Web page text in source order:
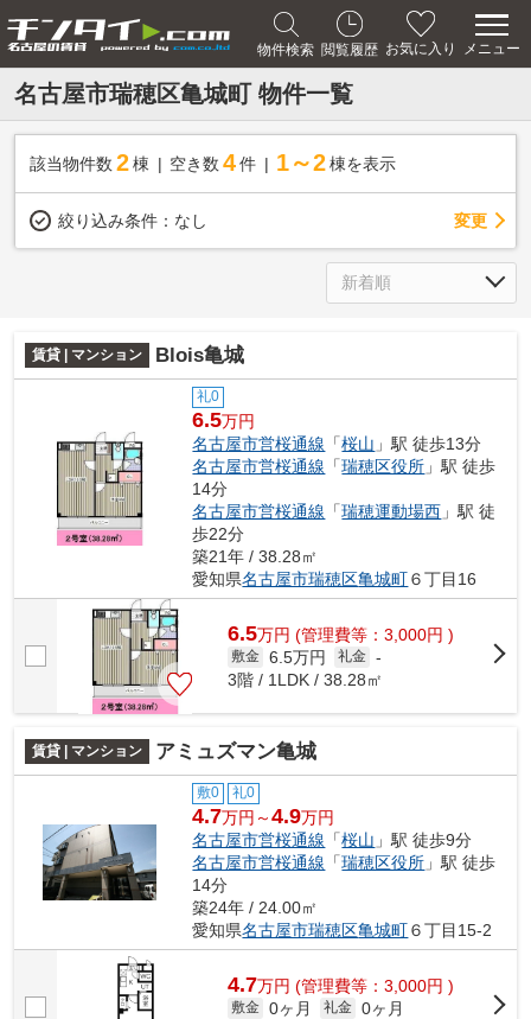
物件検索 閲覧履歴 お気に入り メニュー
名古屋市瑞穂区亀城町 物件一覧
該当物件数 2棟 空き数 4 件 1～2 棟を表示
絞り込み条件： なし 変更
賃貸 | マンション Blois亀城
礼0
6.5万円
名古屋市営桜通線 「桜山 」駅 徒歩13分
名古屋市営桜通線 「瑞穂区役所 」駅 徒歩
14分
名古屋市営桜通線 「瑞穂運動場西 」駅 徒
歩22分
築21年 / 38.28㎡
愛知県名古屋市瑞穂区亀城町６丁目16
6.5万円 (管理費等：3,000円 )
敷金 6.5万円 礼金 -
3階 / 1LDK / 38.28㎡
賃貸 | マンション アミュズマン亀城
敷0 礼0
4.7万円～4.9万円
名古屋市営桜通線 「桜山 」駅 徒歩9分
名古屋市営桜通線 「瑞穂区役所 」駅 徒歩
14分
築24年 / 24.00㎡
愛知県名古屋市瑞穂区亀城町６丁目15-2
4.7万円 (管理費等：3,000円 )
敷金 0ヶ月 礼金 0ヶ月